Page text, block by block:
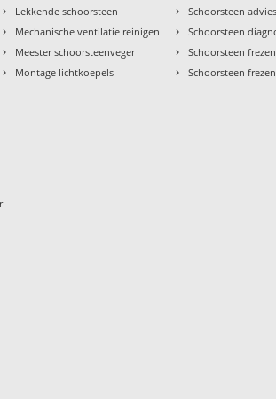
› Lekkende schoorsteen
› Mechanische ventilatie reinigen
› Meester schoorsteenveger
› Montage lichtkoepels
› Schoorsteen advies
› Schoorsteen
› Schoorsteen frezen
› Schoorsteen frezen